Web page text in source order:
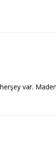
var.